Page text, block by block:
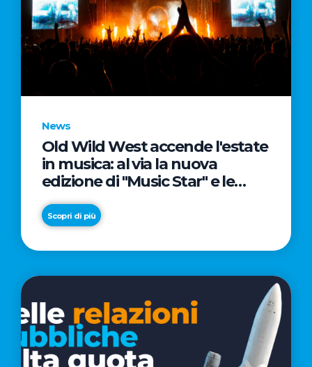
News
Old Wild West accende l'estate
in musica: al via la nuova
edizione di "Music Star" e le
prestigiose partnership con
Radio Italia e Live Nation
Scopri di più